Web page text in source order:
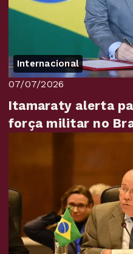
Internacional
07/07/2026
Itamaraty alerta
força militar no